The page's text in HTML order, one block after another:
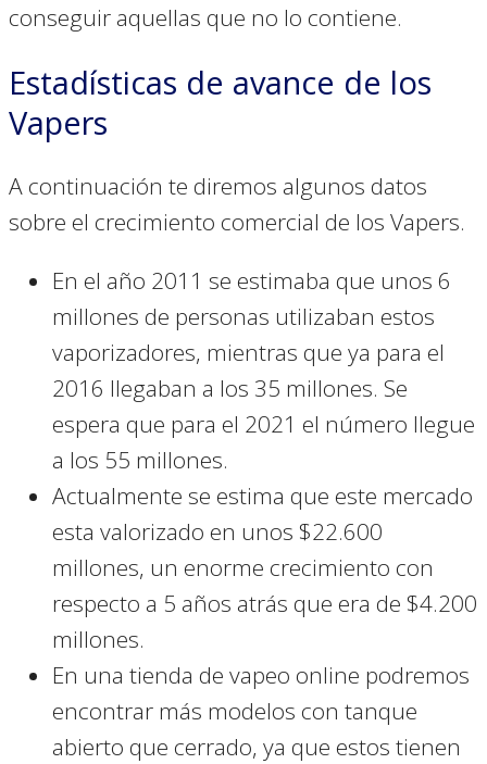
conseguir aquellas que no lo contiene.
Estadísticas de avance de los
Vapers
A continuación te diremos algunos datos
sobre el crecimiento comercial de los Vapers.
En el año 2011 se estimaba que unos 6
millones de personas utilizaban estos
vaporizadores, mientras que ya para el
2016 llegaban a los 35 millones. Se
espera que para el 2021 el número llegue
a los 55 millones.
Actualmente se estima que este mercado
esta valorizado en unos $22.600
millones, un enorme crecimiento con
respecto a 5 años atrás que era de $4.200
millones.
En una tienda de vapeo online podremos
encontrar más modelos con tanque
abierto que cerrado, ya que estos tienen